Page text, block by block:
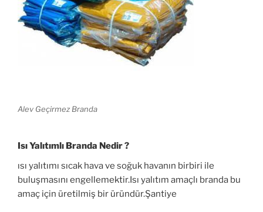
Alev Geçirmez Branda
Isı Yalıtımlı Branda Nedir ?
ısı yalıtımı sıcak hava ve soğuk havanın birbiri ile
buluşmasını engellemektir.Isı yalıtım amaçlı branda bu
amaç için üretilmiş bir üründür.Şantiye